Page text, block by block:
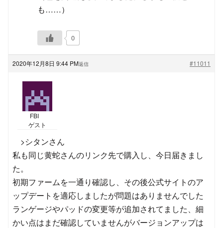
も……）
0
2020年12月8日 9:44 PM #11011
返信
FBI
ゲスト
>シタンさん
私も同じ黄蛇さんのリンク先で購入し、今日届きまし
た。
初期ファームを一通り確認し、その後公式サイトのア
ップデートを適応しましたが問題はありませんでした
ランゲージやパッドの変更等が追加されてました、細
かい点はまだ確認していませんがバージョンアップは